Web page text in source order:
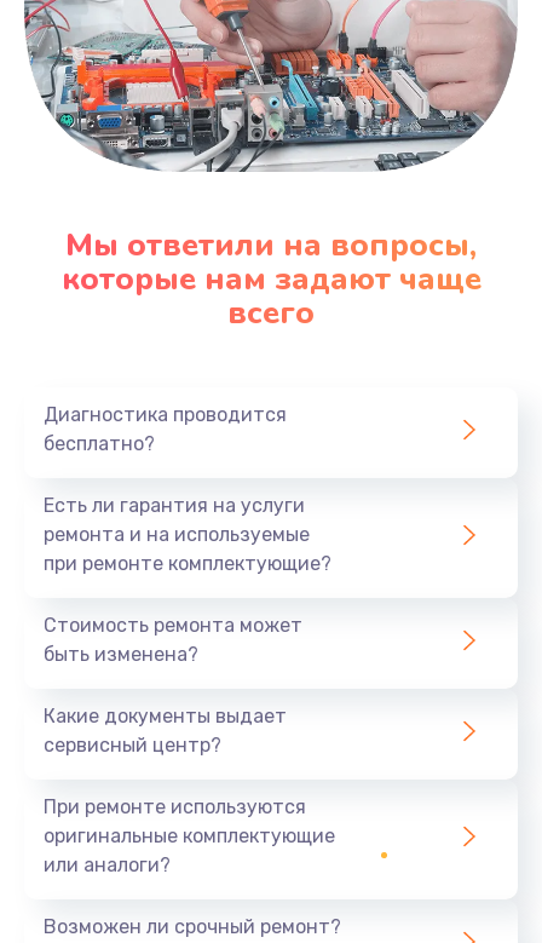
Мы ответили на вопросы,
которые нам задают чаще
всего
Диагностика проводится
бесплатно?
Есть ли гарантия на услуги
ремонта и на используемые
при ремонте комплектующие?
Стоимость ремонта может
быть изменена?
Какие документы выдает
сервисный центр?
При ремонте используются
оригинальные комплектующие
или аналоги?
Возможен ли срочный ремонт?